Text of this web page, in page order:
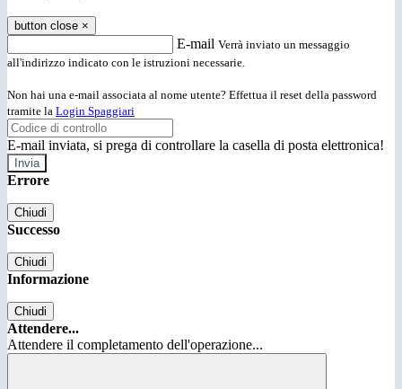
button close ×
E-mail Verrà inviato un messaggio
all'indirizzo indicato con le istruzioni necessarie.
Non hai una e-mail associata al nome utente? Effettua il reset della password
tramite la Login Spaggiari
E-mail inviata, si prega di controllare la casella di posta elettronica!
Errore
Chiudi
Successo
Chiudi
Informazione
Chiudi
Attendere...
Attendere il completamento dell'operazione...